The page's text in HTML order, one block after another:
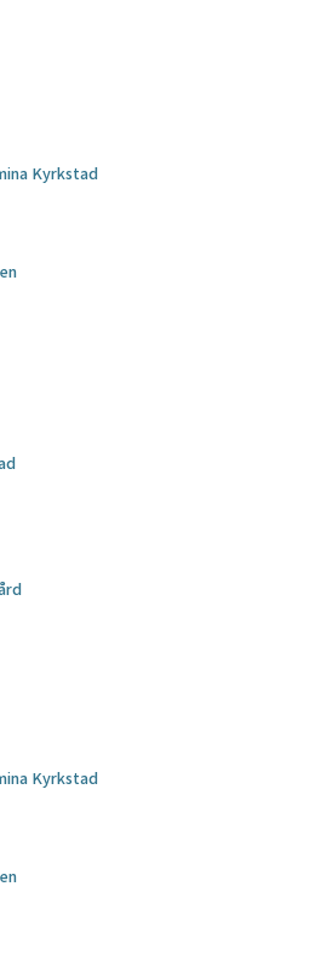
Kyrkstad
Kyrkstad